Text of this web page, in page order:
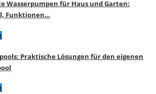
Wasserpumpen für Haus und Garten:
Funktionen…
Praktische Lösungen für den eigenen